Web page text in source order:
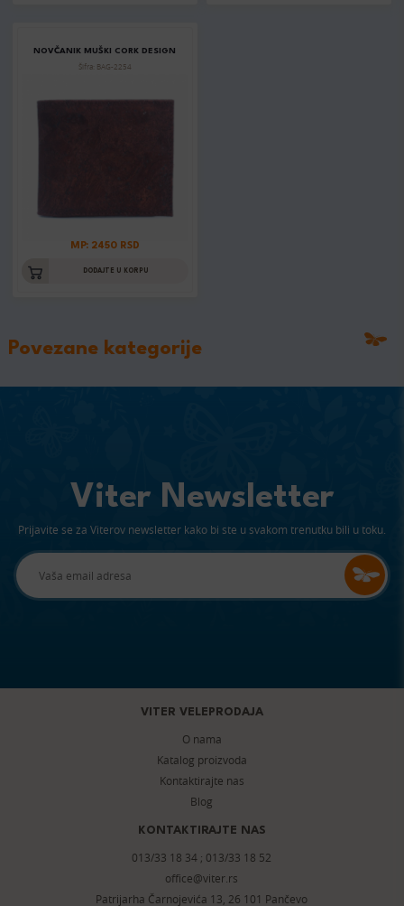
NOVČANIK MUŠKI CORK DESIGN
Šifra: BAG-2254
MP: 2450 RSD
DODAJTE U KORPU
Povezane kategorije
Viter Newsletter
Prijavite se za Viterov newsletter kako bi ste u svakom trenutku bili u toku.
VITER VELEPRODAJA
O nama
Katalog proizvoda
Kontaktirajte nas
Blog
KONTAKTIRAJTE NAS
013/33 18 34 ; 013/33 18 52
office@viter.rs
Patrijarha Čarnojevića 13, 26 101 Pančevo